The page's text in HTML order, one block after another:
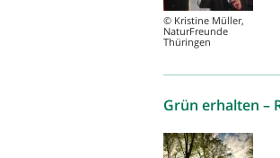
© Kristine Müller,
NaturFreunde
Thüringen
Grün erhalten –